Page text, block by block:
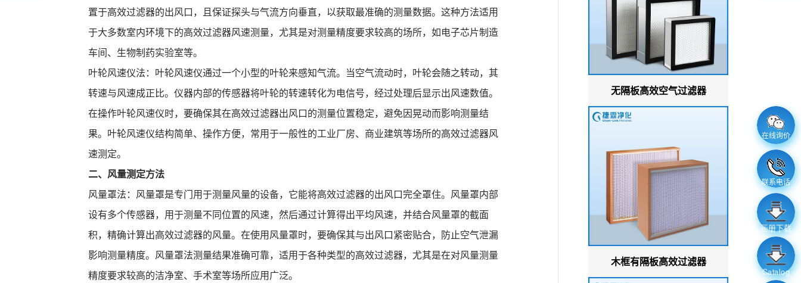
在线询价
联系电话
画册下载
Catalog
置于高效过滤器的出风口，且保证探头与气流方向垂直，以获取最准确的测量数据。这种方法适用
于大多数室内环境下的高效过滤器风速测量，尤其是对测量精度要求较高的场所，如电子芯片制造
车间、生物制药实验室等。
叶轮风速仪法：叶轮风速仪通过一个小型的叶轮来感知气流。当空气流动时，叶轮会随之转动，其
转速与风速成正比。仪器内部的传感器将叶轮的转速转化为电信号，经过处理后显示出风速数值。
在操作叶轮风速仪时，要确保其在高效过滤器出风口的测量位置稳定，避免因晃动而影响测量结
果。叶轮风速仪结构简单、操作方便，常用于一般性的工业厂房、商业建筑等场所的高效过滤器风
速测定。
二、风量测定方法
风量罩法：风量罩是专门用于测量风量的设备，它能将高效过滤器的出风口完全罩住。风量罩内部
设有多个传感器，用于测量不同位置的风速，然后通过计算得出平均风速，并结合风量罩的截面
积，精确计算出高效过滤器的风量。在使用风量罩时，要确保其与出风口紧密贴合，防止空气泄漏
影响测量精度。风量罩法测量结果准确可靠，适用于各种类型的高效过滤器，尤其是在对风量测量
精度要求较高的洁净室、手术室等场所应用广泛。
无隔板高效空气过滤器
木框有隔板高效过滤器